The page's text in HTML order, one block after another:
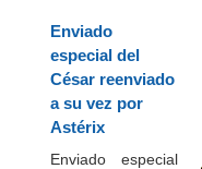
Enviado
especial del
César reenviado
a su vez por
Astérix
Enviado especial